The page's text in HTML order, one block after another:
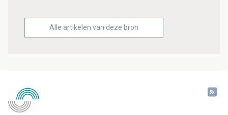
Alle artikelen van deze bron